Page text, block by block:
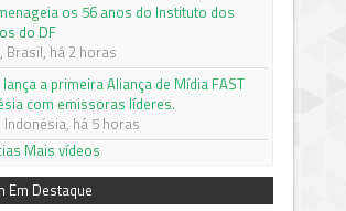
os 56 anos do Instituto dos
do DF
Brasil, há 2 horas
a primeira Aliança de Mídia FAST
com emissoras líderes.
Indonésia, há 5 horas
Mais vídeos
Em Destaque